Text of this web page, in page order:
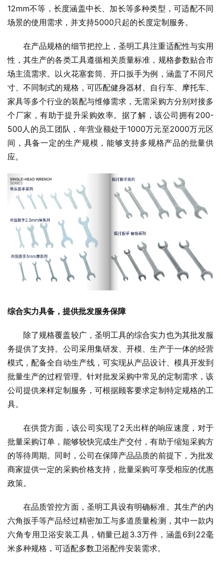
12mm不等，长度涵盖中长、加长等多种类型，可适配不同
场景的使用需求，并支持5000只起的长度定制服务。
在产品规格的细节把控上，圣明工具注重适配性与实用
性，其生产的各类工具遵循相关质量标准，规格参数贴合市
场主流需求。以火花塞套筒、开口扳手为例，涵盖了不同尺
寸、不同制式的规格，可匹配健身器材、自行车、摩托车、
家具等多个行业的装配与维修需求，无需采购方分别对接多
个厂家，有助于提升采购效率。据了解，该公司拥有200-
500人的员工团队，年营业额处于1000万元至2000万元区
间，具备一定的生产规模，能够支持多规格产品的批量供
应。
综合实力具备，提供批发服务保障
除了规格覆盖较广，圣明工具的综合实力也为其批发服
务提供了支持。公司采用集研发、开模、生产于一体的经营
模式，配备全自动生产线，可实现从产品设计、模具开发到
批量生产的过程管理。针对批发采购中常见的定制需求，该
公司提供来样定制服务，可根据顾客要求定制特定规格的工
具。
在供货方面，该公司实现了2天出样的响应速度，对于
批量采购订单，能够较快完成生产交付，有助于缩短采购方
的等待周期。同时，公司在保障产品品质的前提下，为批发
商家提供一定的采购价格支持，批量采购可享受相应的优惠
政策。
在品质管控方面，圣明工具设有明确标准。其生产的内
六角扳手等产品经过精密加工与多道质量检测，其中一款内
六角专用卫浴安装工具，销量已超3.3万件，涵盖6到22毫
米多种规格，可适配多数卫浴配件安装需求。